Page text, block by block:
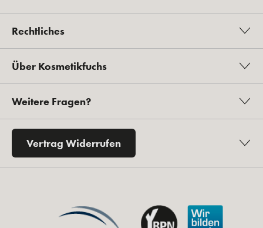
Rechtliches
Über Kosmetikfuchs
Weitere Fragen?
Vertrag Widerrufen